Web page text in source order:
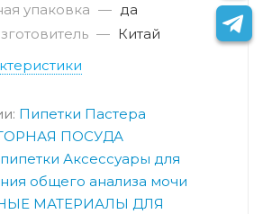
упаковка — да
— Китай
Пипетки Пастера
ПОСУДА
Аксессуары для
общего анализа мочи
МАТЕРИАЛЫ ДЛЯ